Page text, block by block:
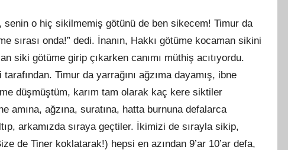
senin o hiç sikilmemiş götünü de ben sikecem! Timur da
sırası onda!” dedi. İnanın, Hakkı götüme kocaman sikini
siki götüme girip çıkarken canımı müthiş acıtıyordu.
Timur da yarrağını ağzıma dayamış, ibne
düşmüştüm, karım tam olarak kaç kere siktiler
amına, ağzına, suratına, hatta burnuna defalarca
arkamızda sıraya geçtiler. İkimizi de sırayla sikip,
de Tiner koklatarak!) hepsi en azından 9’ar 10’ar defa,